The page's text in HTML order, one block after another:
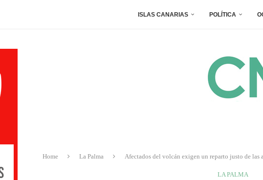
ISLAS CANARIAS POLÍTICA
Home La Palma Afectados del volcán exigen un reparto justo de las
LA PALMA